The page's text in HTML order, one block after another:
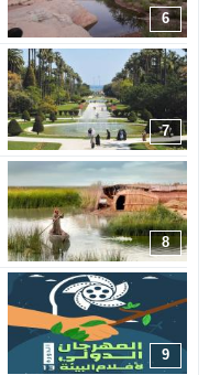
6
7
8
9